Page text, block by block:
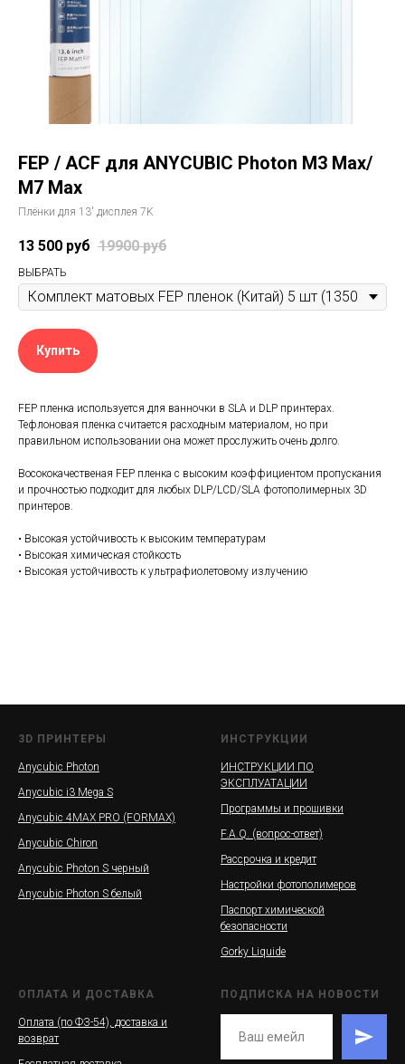
FEP / ACF для ANYCUBIC Photon M3 Max/
M7 Max
Плёнки для 13' дисплея 7K
13 500 руб 19900 руб
ВЫБРАТЬ
Купить
FEP пленка используется для ванночки в SLA и DLP принтерах.
Тефлоновая пленка считается расходным материалом, но при
правильном использовании она может прослужить очень долго.
Восококачественая FEP пленка с высоким коэффициентом пропускания
и прочностью подходит для любых DLP/LCD/SLA фотополимерных 3D
принтеров.
• Высокая устойчивость к высоким температурам
• Высокая химическая стойкость
• Высокая устойчивость к ультрафиолетовому излучению
3D ПРИНТЕРЫ
Anycubic Photon
Anycubic i3 Mega S
Anycubic 4MAX PRO (FORMAX)
Anycubic Chiron
Anycubic Photon S черный
Anycubic Photon S белый
ИНСТРУКЦИИ
ИНСТРУКЦИИ ПО
ЭКСПЛУАТАЦИИ
Программы и прошивки
F.A.Q. (вопрос-ответ)
Рассрочка и кредит
Настройки фотополимеров
Паспорт химической
безопасности
Gorky Liquide
ОПЛАТА И ДОСТАВКА
Оплата (по ФЗ-54), доставка и
возврат
ПОДПИСКА НА НОВОСТИ